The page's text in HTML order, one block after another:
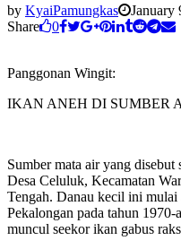
by KyaiPamungkas January
Share
0
Panggonan Wingit:
IKAN ANEH DI SUMBER
Sumber mata air yang
Desa Celuluk, Kecamatan
Tengah. Danau kecil ini mulai
Pekalongan pada tahun
muncul seekor ikan gabus